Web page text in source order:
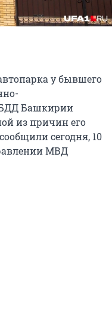
у бывшего
Башкирии
из причин его
сегодня, 10
МВД